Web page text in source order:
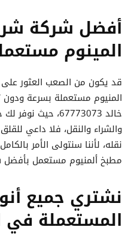
أفضل شركة
المينوم
قد يكون من الصعب العثور
المنيوم مستعملة بسرعة ودون
خالد 67773073،
والشراء والنقل، فلا داعي
نقله، لأننا سنتولى الأمر
مطبخ ألمنيوم مستعمل بأفضل
نشتري جميع
المستعملة في